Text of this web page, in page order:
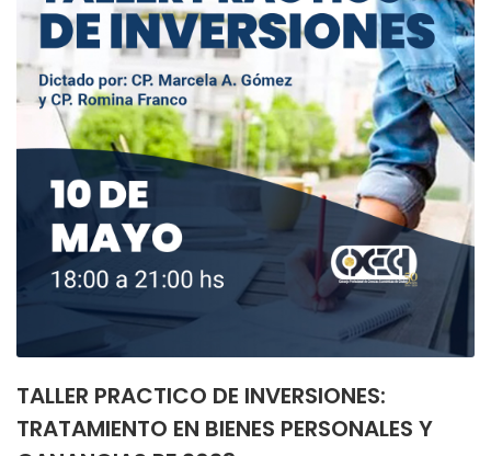
TALLER PRACTICO DE INVERSIONES:
TRATAMIENTO EN BIENES PERSONALES Y